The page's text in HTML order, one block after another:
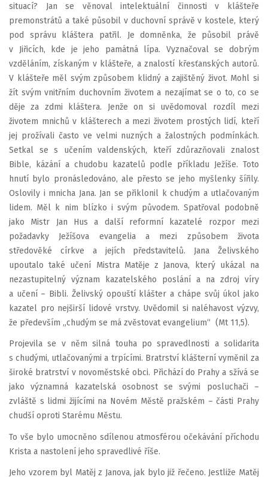
situací? Jan se věnoval intelektuální činnosti v klášteře
premonstrátů a také působil v duchovní správě v kostele, který
pod správu kláštera patřil. Je domněnka, že působil právě
v Jiřicích, kde je jeho památná lípa. Vyznačoval se dobrým
vzděláním, získaným v klášteře, a znalostí křesťanských autorů.
V klášteře měl svým způsobem klidný a zajištěný život. Mohl si
žít svým vnitřním duchovním životem a nezajímat se o to, co se
děje za zdmi kláštera. Jenže on si uvědomoval rozdíl mezi
životem mnichů v klášterech a mezi životem prostých lidí, kteří
jej prožívali často ve velmi nuzných a žalostných podmínkách.
Setkal se s učením valdenských, kteří zdůrazňovali znalost
Bible, kázání a chudobu kazatelů podle příkladu Ježíše. Toto
hnutí bylo pronásledováno, ale přesto se jeho myšlenky šířily.
Oslovily i mnicha Jana. Jan se přiklonil k chudým a utlačovaným
lidem. Měl k nim blízko i svým původem. Spatřoval podobně
jako Mistr Jan Hus a další reformní kazatelé rozpor mezi
požadavky Ježíšova evangelia a mezi způsobem života
středověké církve a jejích představitelů. Jana Želivského
upoutalo také učení Mistra Matěje z Janova, který ukázal na
nezastupitelný význam kazatelského poslání a na zdroj víry
a učení – Bibli. Želivský opouští klášter a chápe svůj úkol jako
kazatel pro nejširší lidové vrstvy. Uvědomil si naléhavost výzvy,
že především „chudým se má zvěstovat evangelium“ (Mt 11,5).
Projevila se v něm silná touha po spravedlnosti a solidarita
s chudými, utlačovanými a trpícími. Bratrství klášterní vyměnil za
široké bratrství v novoměstské obci. Přichází do Prahy a sžívá se
jako významná kazatelská osobnost se svými posluchači –
zvláště s lidmi žijícími na Novém Městě pražském – části Prahy
chudší oproti Starému Městu.
To vše bylo umocněno sdílenou atmosférou očekávání příchodu
Krista a nastolení jeho spravedlivé říše.
Jeho vzorem byl Matěj z Janova, jak bylo již řečeno. Jestliže Matěj